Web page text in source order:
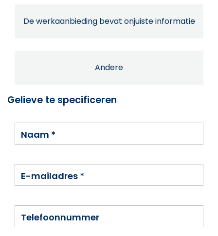
De werkaanbieding bevat onjuiste informatie
Andere
Gelieve te specificeren
Naam *
E-mailadres *
Telefoonnummer